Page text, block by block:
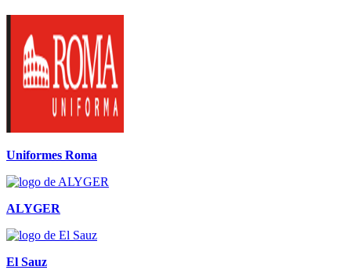
Uniformes Roma
ALYGER
El Sauz